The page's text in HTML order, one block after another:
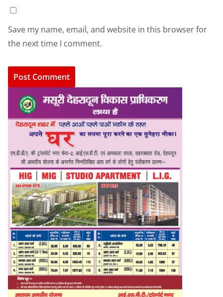
Save my name, email, and website in this browser for
the next time I comment.